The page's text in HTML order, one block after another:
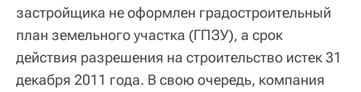
застройщика не оформлен градостроительный
план земельного участка (ГПЗУ), а срок
действия разрешения на строительство истек 31
декабря 2011 года. В свою очередь, компания